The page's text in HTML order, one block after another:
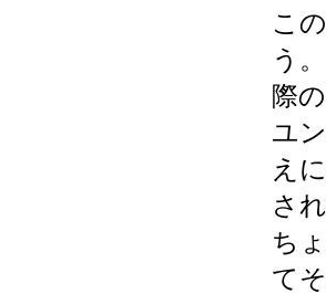
こ
う
際
ユ
え
さ
ち
て